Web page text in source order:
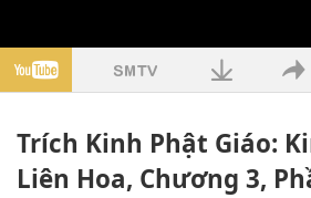
Trích Kinh Phật Giáo:
Liên Hoa, Chương 3,